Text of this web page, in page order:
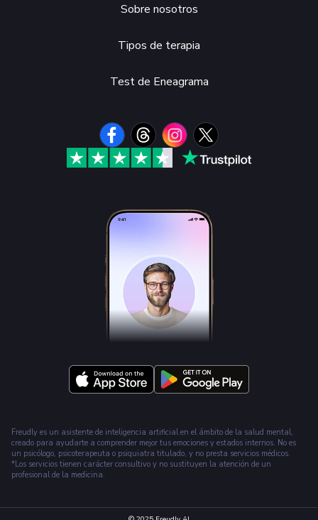
Sobre nosotros
Tipos de terapia
Test de Eneagrama
Freudly es un asistente de inteligencia artificial en el ámbito de la salud mental,
creado para ayudarte a comprender mejor tus emociones y estados internos. No es
un psicólogo, psicoterapeuta o psiquiatra titulado, y no presta servicios médicos.
*Los servicios tienen carácter consultivo y no sustituyen la atención de un
profesional de la medicina.